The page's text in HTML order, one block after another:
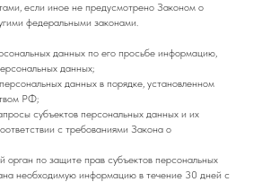
если иное не предусмотрено Законом о
федеральными законами.
данных по его просьбе информацию,
данных;
данных в порядке, установленном
РФ;
субъектов персональных данных и их
с требованиями Закона о
орган по защите прав субъектов персональных
необходимую информацию в течение 30 дней с